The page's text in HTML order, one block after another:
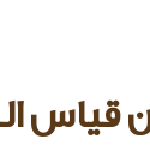
قياس